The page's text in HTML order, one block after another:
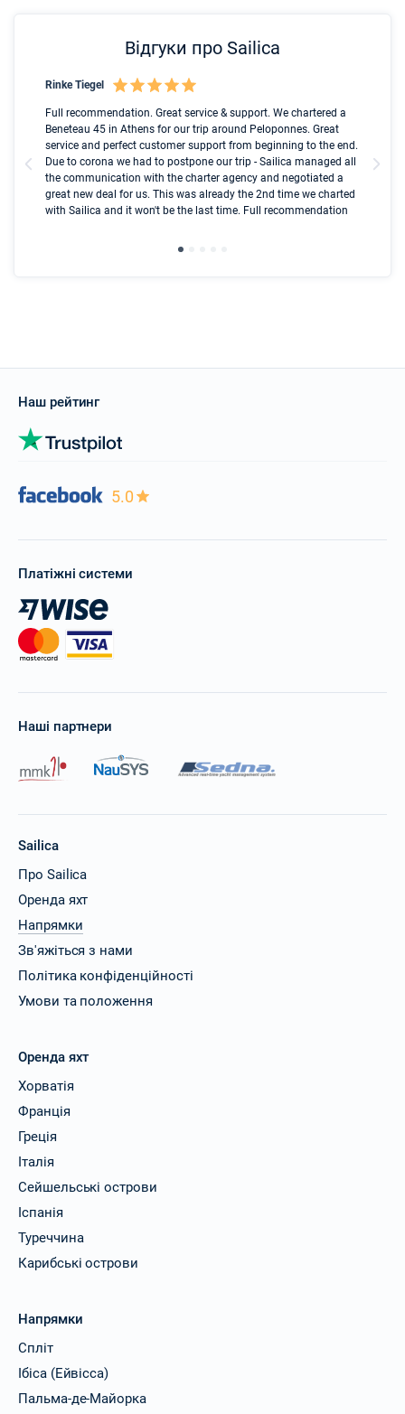
Відгуки про Sailica
Rinke Tiegel
Full recommendation. Great service & support. We chartered a
Beneteau 45 in Athens for our trip around Peloponnes. Great
service and perfect customer support from beginning to the end.
Due to corona we had to postpone our trip - Sailica managed all
the communication with the charter agency and negotiated a
great new deal for us. This was already the 2nd time we charted
with Sailica and it won't be the last time. Full recommendation
Наш рейтинг
5.0
Платіжні системи
Наші партнери
Sailica
Про Sailica
Оренда яхт
Напрямки
Зв'яжіться з нами
Політика конфіденційності
Умови та положення
Оренда яхт
Хорватія
Франція
Греція
Італія
Сейшельські острови
Іспанія
Туреччина
Карибські острови
Напрямки
Спліт
Ібіса (Ейвісса)
Пальма-де-Майорка